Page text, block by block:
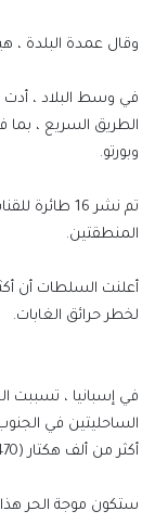
وقال عمدة البلدة ،
في وسط البلاد ، أدت
وبورتو.
تم نشر 16
المنطقتين.
لخطر حرائق الغابات.
في إسبانيا ، تسببت
الساحليتين في
أكثر من ألف هكتار (2470 فدانًا) في المجموع يومي السبت والأحد.
ستكون موجة الحر هذا